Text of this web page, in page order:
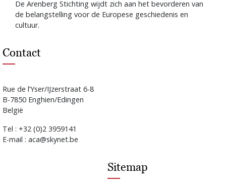
De Arenberg Stichting wijdt zich aan het bevorderen van
de belangstelling voor de Europese geschiedenis en
cultuur.
Contact
Rue de l’Yser/IJzerstraat 6-8
B-7850 Enghien/Edingen
België
Tel : +32 (0)2 3959141
E-mail : aca@skynet.be
Sitemap